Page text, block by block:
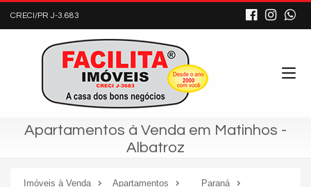
CRECI/PR J-3.683
Apartamentos à Venda em Matinhos -
Albatroz
Imóveis à Venda Apartamentos
Paraná